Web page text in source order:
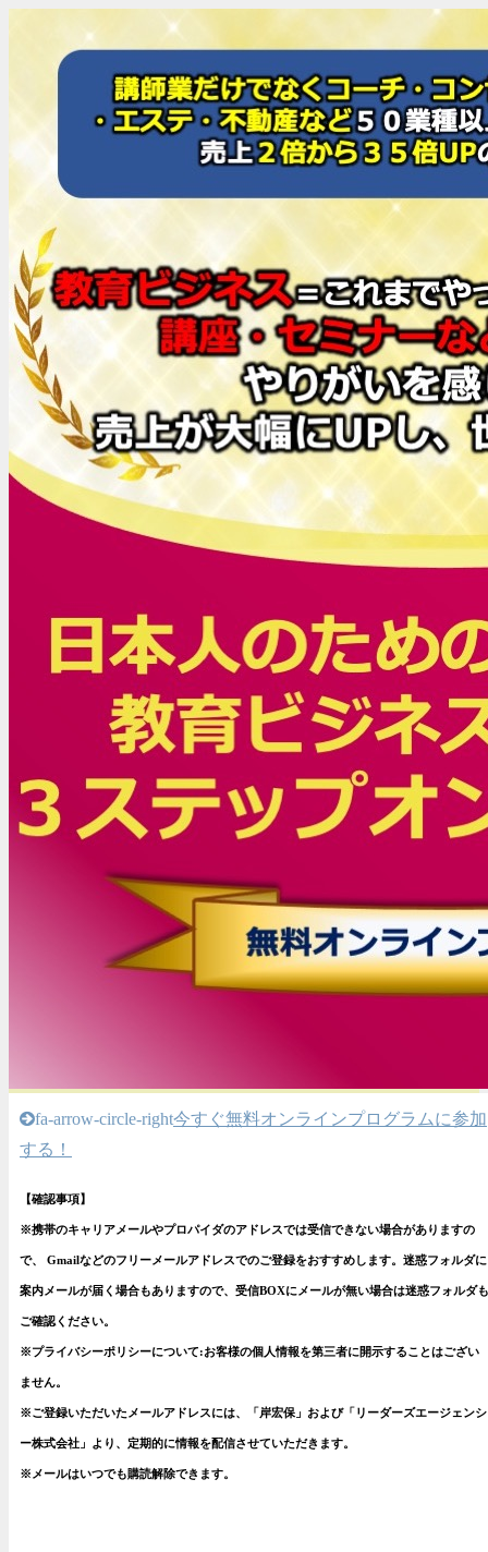
fa-arrow-circle-right今すぐ無料オンラインプログラムに参加
する！
【確認事項】
※携帯のキャリアメールやプロパイダのアドレスでは受信できない場合がありますの
で、 Gmailなどのフリーメールアドレスでのご登録をおすすめします。 迷惑フォルダに
案内メールが届く場合もありますので、受信BOXにメールが無い場合は迷惑フォルダも
ご確認ください。
※プライバシーポリシーについて:お客様の個人情報を第三者に開示することはござい
ません。
※ご登録いただいたメールアドレスには、「岸宏保」および「リーダーズエージェンシ
ー株式会社」より、定期的に情報を配信させていただきます。
※メールはいつでも購読解除できます。